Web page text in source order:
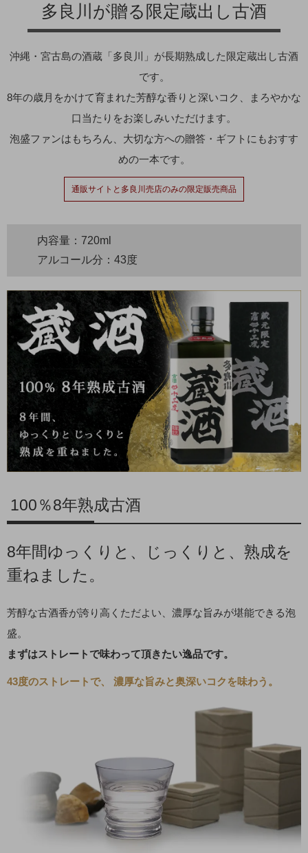
多良川が贈る限定蔵出し古酒
沖縄・宮古島の酒蔵「多良川」が長期熟成した限定蔵出し古酒
です。
8年の歳月をかけて育まれた芳醇な香りと深いコク、まろやかな
口当たりをお楽しみいただけます。
泡盛ファンはもちろん、大切な方への贈答・ギフトにもおすす
めの一本です。
通販サイトと多良川売店のみの限定販売商品
内容量：720ml
アルコール分：43度
100％8年熟成古酒
8年間ゆっくりと、じっくりと、熟成を
重ねました。
芳醇な古酒香が誇り高くただよい、濃厚な旨みが堪能できる泡
盛。
まずはストレートで味わって頂きたい逸品です。
43度のストレートで、 濃厚な旨みと奥深いコクを味わう。